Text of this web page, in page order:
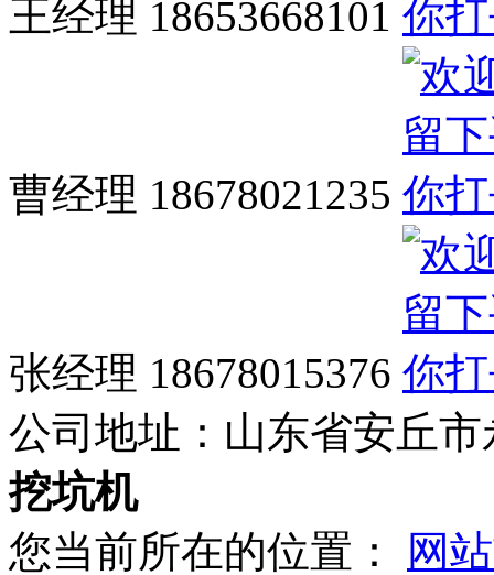
王经理 18653668101
曹经理 18678021235
张经理 18678015376
公司地址： 山东省安丘
挖坑机
您当前所在的位置：
网